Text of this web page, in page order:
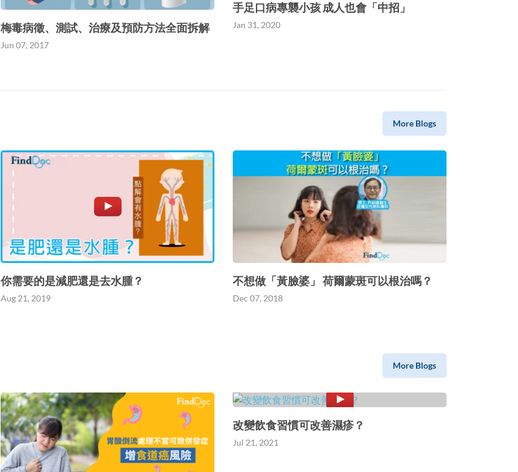
梅毒病徵、測試、治療及預防方法全面拆解
Jun 07, 2017
手足口病專襲小孩 成人也會「中招」
Jan 31, 2020
More Blogs
你需要的是減肥還是去水腫？
Aug 21, 2019
不想做「黃臉婆」 荷爾蒙斑可以根治嗎？
Dec 07, 2018
More Blogs
改變飲食習慣可改善濕疹？
Jul 21, 2021